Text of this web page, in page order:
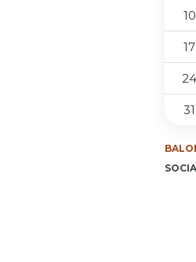
10
17
24
31